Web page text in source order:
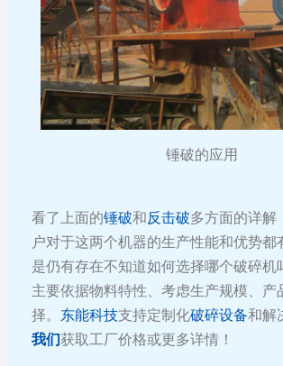
锤破的应用
看了上面的锤破和反击破多方面的详解
户对于这两个机器的生产性能和优势都
是仍有存在不知道如何选择哪个破碎机
主要依据物料特性、考虑生产规模、产
择。 东能科技支持定制化破碎设备和解
我们获取工厂价格或更多详情！